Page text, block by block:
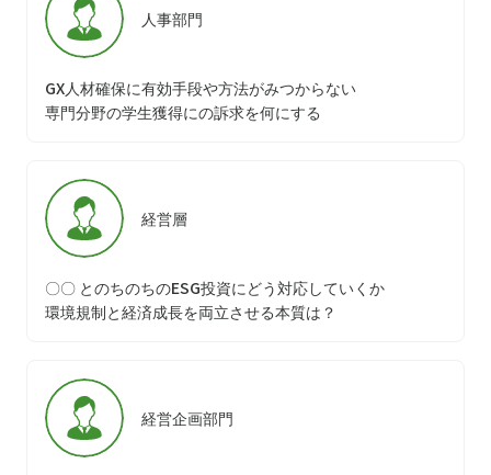
人事部門
GX人材確保に有効手段や方法がみつからない
専門分野の学生獲得にの訴求を何にする
経営層
〇〇 とのちのちのESG投資にどう対応していくか
環境規制と経済成長を両立させる本質は？
経営企画部門